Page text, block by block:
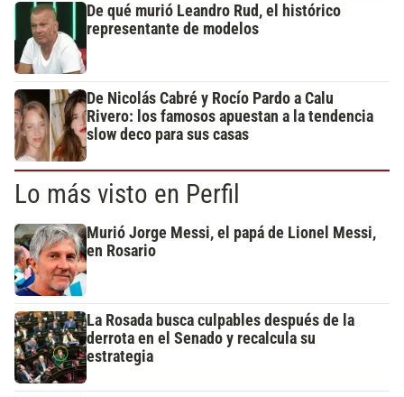
De qué murió Leandro Rud, el histórico
representante de modelos
De Nicolás Cabré y Rocío Pardo a Calu
Rivero: los famosos apuestan a la tendencia
slow deco para sus casas
Lo más visto en Perfil
Murió Jorge Messi, el papá de Lionel Messi,
en Rosario
La Rosada busca culpables después de la
derrota en el Senado y recalcula su
estrategia